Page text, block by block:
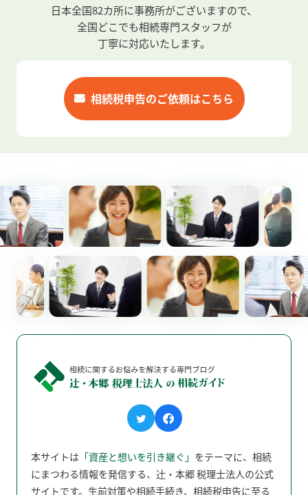
日本全国82カ所に事務所がございますので、
全国どこでも相続専門スタッフが
丁寧に対応いたします。
相続税申告のご依頼はこちら
本サイトは 「資産と想いを引き継ぐ」 をテーマに、相続
にまつわる情報を発信する、辻󠄀・本郷 税理士法人の公式
サイトです。生前対策や相続手続き、相続税申告に至る